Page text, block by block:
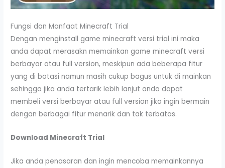
Fungsi dan Manfaat Minecraft Trial
Dengan menginstall game minecraft versi trial ini maka
anda dapat merasakn memainkan game minecraft versi
berbayar atau full version, meskipun ada beberapa fitur
yang di batasi namun masih cukup bagus untuk di mainkan
sehingga jika anda tertarik lebih lanjut anda dapat
membeli versi berbayar atau full version jika ingin bermain
dengan berbagai fitur menarik dan tak terbatas.
Download Minecraft Trial
Jika anda penasaran dan ingin mencoba memainkannya